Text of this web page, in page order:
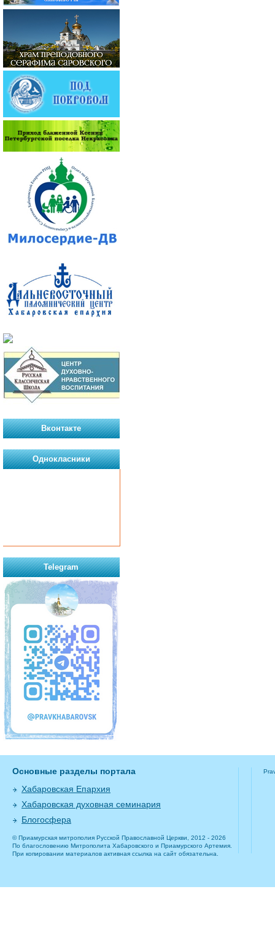
Вконтакте
Однокласники
Telegram
Основные разделы портала
Хабаровская Епархия
Хабаровская духовная семинария
Блогосфера
© Приамурская митрополия Русской Православной Церкви, 2012 - 2026
По благословению Митрополита Хабаровского и Приамурского Артемия.
При копировании материалов активная ссылка на сайт обязательна.